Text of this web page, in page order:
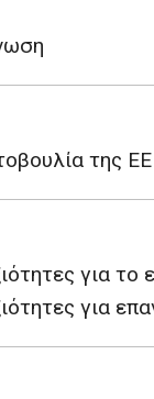
της ΕΕ
για το
για